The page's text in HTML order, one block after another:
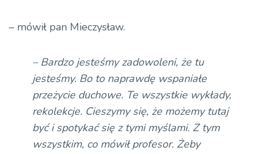
– mówił pan Mieczysław.
– Bardzo jesteśmy zadowoleni, że tu
jesteśmy. Bo to naprawdę wspaniałe
przeżycie duchowe. Te wszystkie wykłady,
rekolekcje. Cieszymy się, że możemy tutaj
być i spotykać się z tymi myślami. Z tym
wszystkim, co mówił profesor. Żeby